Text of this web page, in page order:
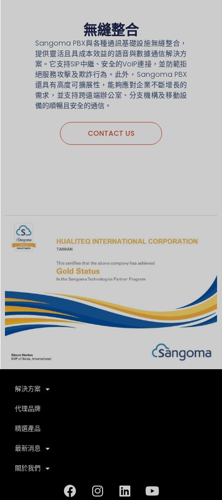
無縫整合
Sangoma PBX與各種通訊基礎設施無縫整合，
提供靈活且具成本效益的語音與數據通信解決方
案。它支持SIP中繼、安全的VoIP連接，並防範拒
絕服務攻擊及欺詐行為。此外，Sangoma PBX
還具有高度可擴展性，能夠應對企業不斷增長的
需求，並支持跨遠端辦公室、分支機構及移動設
備的順暢且安全的通信。
CONTACT US
解決方案
代理品牌
精選產品
最新消息
關於我們
FacebookInstagram
LinkedinYoutube